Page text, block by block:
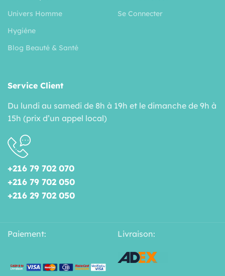
Univers Homme
Hygiéne
Blog Beauté & Santé
Se Connecter
Service Client
Du lundi au samedi de 8h à 19h et le dimanche de 9h à
15h (prix d’un appel local)
+216 79 702 070
+216 79 702 050
+216 29 702 050
Paiement: Livraison: